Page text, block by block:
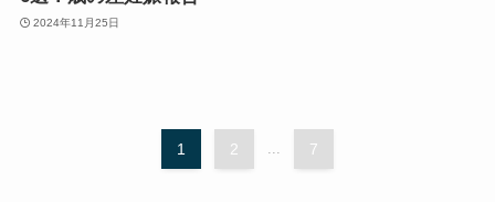
2024年11月25日
1 2 7